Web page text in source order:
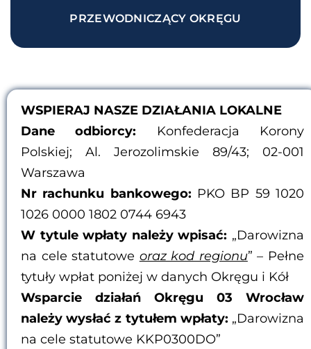
PRZEWODNICZĄCY OKRĘGU
WSPIERAJ NASZE DZIAŁANIA LOKALNE
Dane odbiorcy: Konfederacja Korony
Polskiej; Al. Jerozolimskie 89/43; 02-001
Warszawa
Nr rachunku bankowego: PKO BP 59 1020
1026 0000 1802 0744 6943
W tytule wpłaty należy wpisać: „Darowizna
na cele statutowe oraz kod regionu” – Pełne
tytuły wpłat poniżej w danych Okręgu i Kół
Wsparcie działań Okręgu 03 Wrocław
należy wysłać z tytułem wpłaty: „Darowizna
na cele statutowe KKP0300DO”